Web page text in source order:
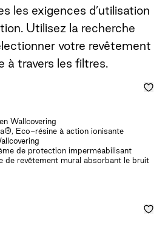
les exigences d’utilisation
Utilisez la recherche
votre revêtement
à travers les filtres.
Wallcovering
Eco-résine à action ionisante
de protection imperméabilisant
de revêtement mural absorbant le bruit